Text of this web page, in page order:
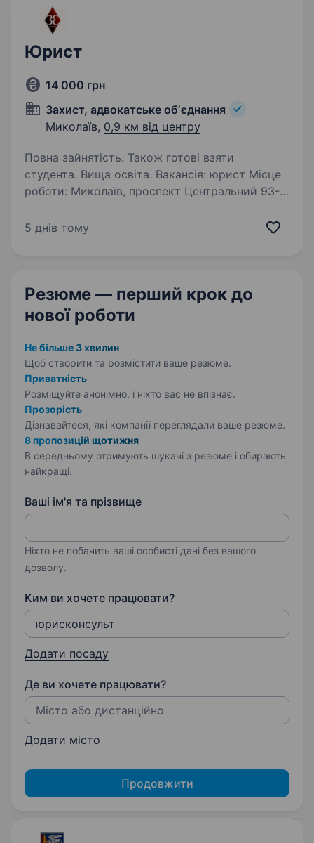
Юрист
14 000 грн
Захист, адвокатське обʼєднання
Миколаїв, 0,9 км від центру
Повна зайнятість. Також готові взяти
студента. Вища освіта. Вакансія: юрист Місце
роботи: Миколаїв, проспект Центральний 93-В
Ми шукаємо відповідальну та амбітну людину
5 днів тому
Резюме — перший крок до
нової роботи
Не більше 3 хвилин
Щоб створити та розмістити ваше резюме.
Приватність
Розміщуйте анонімно, і ніхто вас не впізнає.
Прозорість
Дізнавайтеся, які компанії переглядали ваше резюме.
8 пропозицій щотижня
В середньому отримують шукачі з резюме і обирають
найкращі.
Ваші ім'я та прізвище
Ніхто не побачить ваші особисті дані без вашого
дозволу.
Ким ви хочете працювати?
Додати посаду
Де ви хочете працювати?
Додати місто
Продовжити